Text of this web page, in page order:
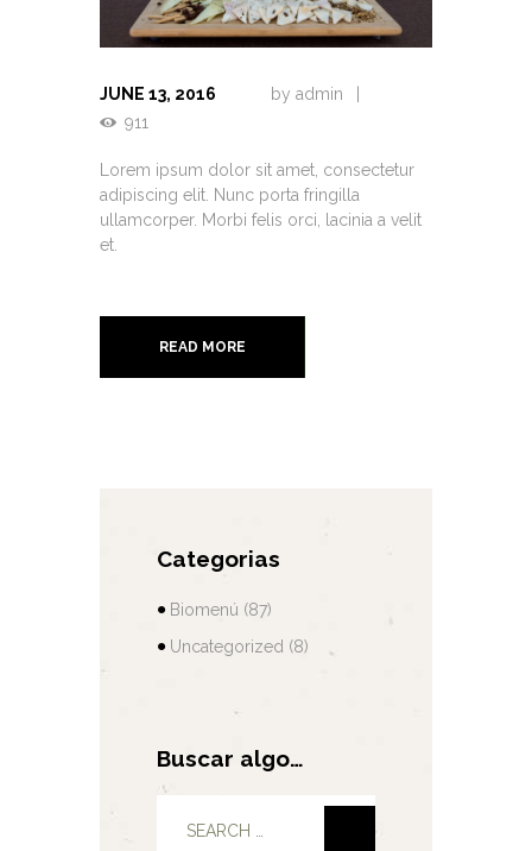
JUNE 13, 2016 by admin
911
Lorem ipsum dolor sit amet, consectetur
adipiscing elit. Nunc porta fringilla
ullamcorper. Morbi felis orci, lacinia a velit
et.
READ MORE
Categorias
Biomenú(87)
Uncategorized(8)
Buscar algo…